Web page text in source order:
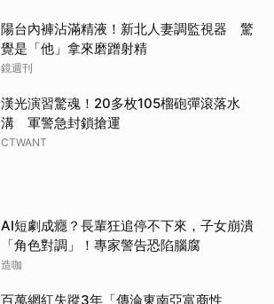
陽台內褲沾滿精液！新北人妻調監視器 驚
覺是「他」拿來磨蹭射精
鏡週刊
漢光演習驚魂！20多枚105榴砲彈滾落水
溝 軍警急封鎖搶運
CTWANT
AI短劇成癮？長輩狂追停不下來，子女崩潰
「角色對調」！專家警告恐陷腦腐
造咖
百萬網紅失蹤3年「傳淪東南亞富商性